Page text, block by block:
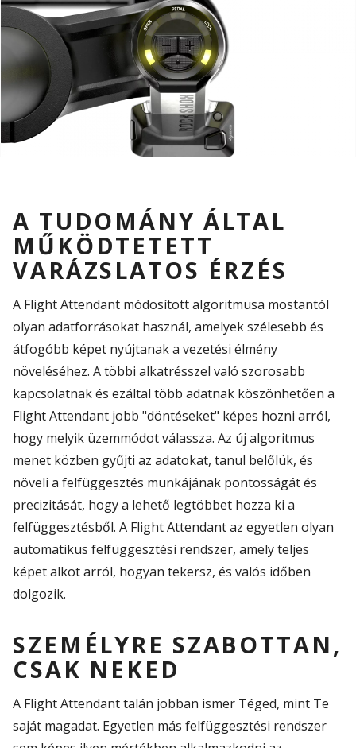
A TUDOMÁNY ÁLTAL
MŰKÖDTETETT
VARÁZSLATOS ÉRZÉS
A FlightAttendant módosított algoritmusa mostantól
olyan adatforrásokat használ, amelyek szélesebb és
átfogóbb képet nyújtanak a vezetési élmény
növeléséhez. A többi alkatrésszel való szorosabb
kapcsolatnakés ezáltal több adatnak köszönhetően a
FlightAttendant jobb "döntéseket" képes hozni arról,
hogy melyik üzemmódot válassza. Az új algoritmus
menet közben gyűjti az adatokat, tanul belőlük, és
növeli a felfüggesztés munkájának pontosságát és
precizitását, hogy a lehető legtöbbet hozza ki a
felfüggesztésből. A FlightAttendantaz egyetlen olyan
automatikus felfüggesztési rendszer, amely teljes
képet alkot arról, hogyan tekersz, és valós időben
dolgozik.
SZEMÉLYRE SZABOTTAN,
CSAK NEKED
A FlightAttendanttalán jobban ismer Téged, mint Te
saját magadat. Egyetlen más felfüggesztési rendszer